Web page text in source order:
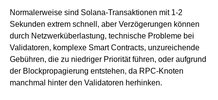
Normalerweise sind Solana-Transaktionen mit 1-2
Sekunden extrem schnell, aber Verzögerungen können
durch Netzwerküberlastung, technische Probleme bei
Validatoren, komplexe Smart Contracts, unzureichende
Gebühren, die zu niedriger Priorität führen, oder aufgrund
der Blockpropagierung entstehen, da RPC-Knoten
manchmal hinter den Validatoren herhinken.